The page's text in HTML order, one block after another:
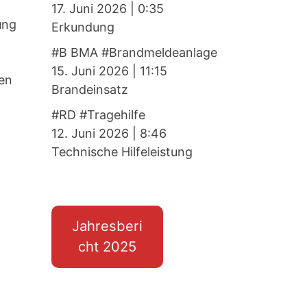
17. Juni 2026
0:35
Erkundung
#B BMA #Brandmeldeanlage
15. Juni 2026
11:15
Brandeinsatz
#RD #Tragehilfe
12. Juni 2026
8:46
Technische Hilfeleistung
Jahresberi
cht 2025